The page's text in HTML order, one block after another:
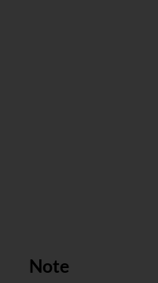
Note